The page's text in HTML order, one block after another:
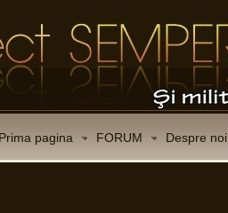
Prima pagina FORUM Despre noi